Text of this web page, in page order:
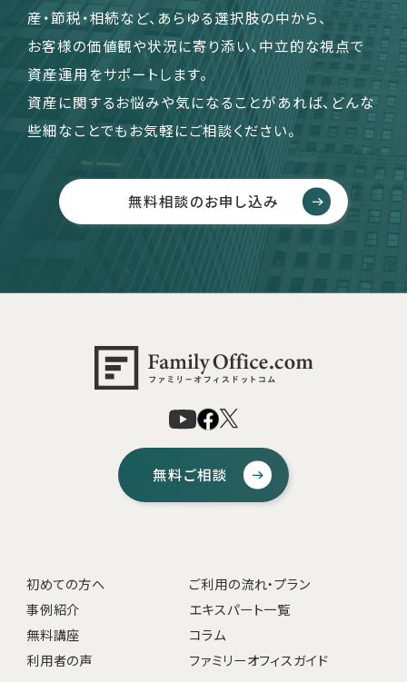
産・節税・相続など、あらゆる選択肢の中から、
お客様の価値観や状況に寄り添い、中立的な視点で
資産運用をサポートします。
資産に関するお悩みや気になることがあれば、どんな
些細なことでもお気軽にご相談ください。
無料相談のお申し込み
無料ご相談
初めての方へ
ご利用の流れ・プラン
事例紹介
エキスパート一覧
無料講座
コラム
利用者の声
ファミリーオフィスガイド